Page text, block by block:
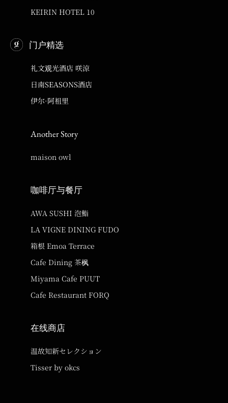
KEIRIN HOTEL 10
门户精选
礼文观光酒店 咲涼
日南SEASONS酒店
伊尔·阿祖里
Another Story
maison owl
咖啡厅与餐厅
AWA SUSHI 泡鮨
LA VIGNE DINING FUDO
箱根 Emoa Terrace
Cafe Dining 茶枫
Miyama Cafe PUUT
Cafe Restaurant FORQ
在线商店
温故知新セレクション
Tisser by okcs